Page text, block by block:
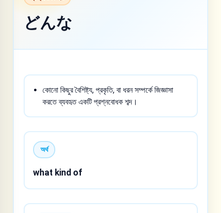
どんな
কোনো কিছুর বৈশিষ্ট্য, প্রকৃতি, বা ধরন সম্পর্কে জিজ্ঞাসা
করতে ব্যবহৃত একটি প্রশ্নবোধক শব্দ।
অর্থ
what kind of